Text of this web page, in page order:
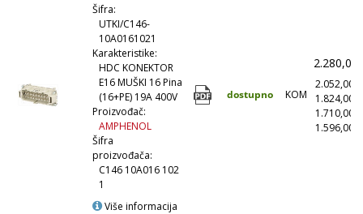
Šifra:
UTKI/C146-
10A0161021
Karakteristike:
HDC KONEKTOR
E16 MUŠKI 16 Pina
(16+PE) 19A 400V
Proizvođač:
AMPHENOL
Šifra
proizvođača:
C146 10A016 102
1
Više informacija
dostupno KOM
2.280,00
2.052,00
1.824,00
1.710,00
1.596,00